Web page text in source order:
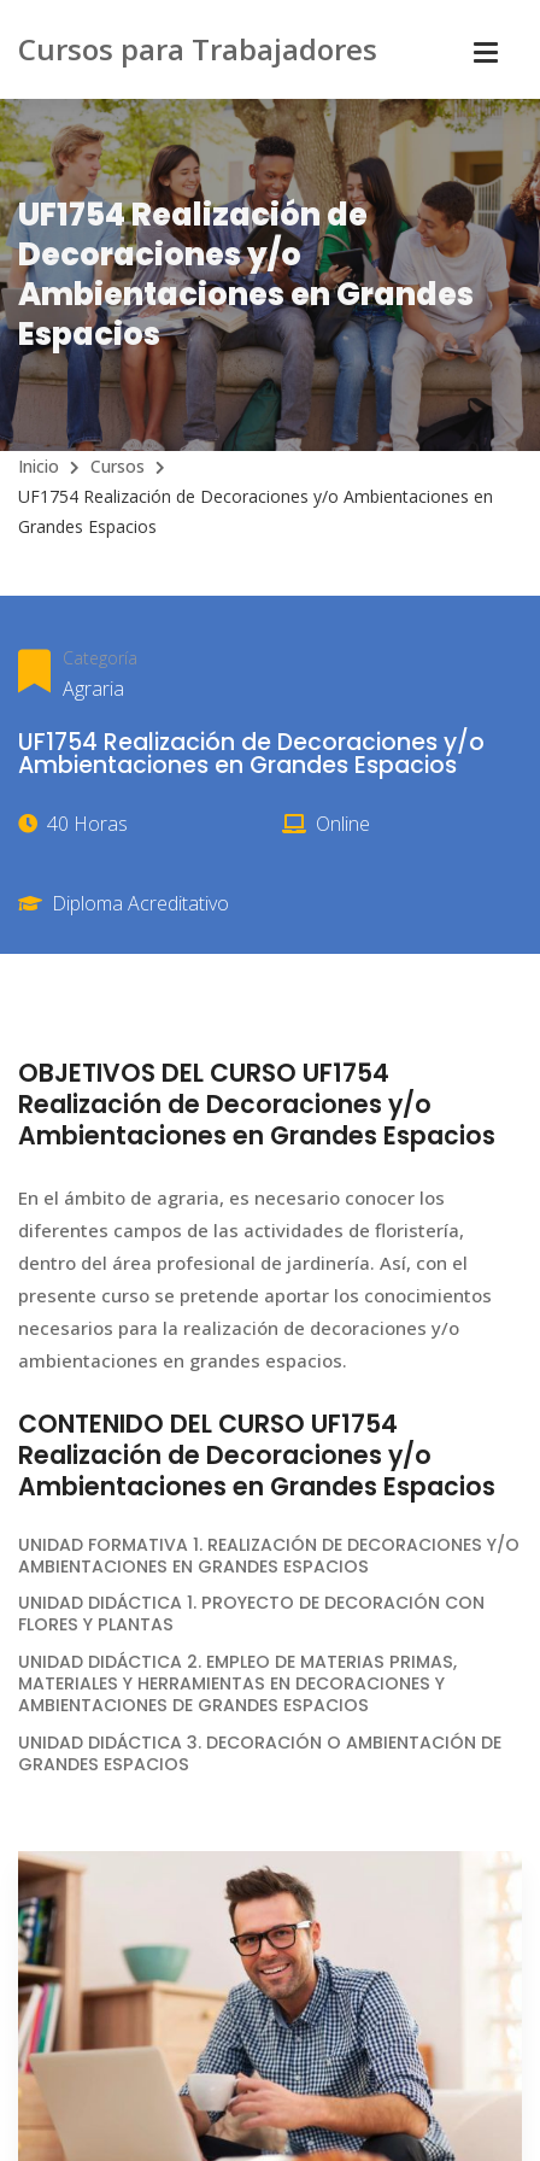
Cursos para Trabajadores
UF1754 Realización de
Decoraciones y/o
Ambientaciones en Grandes
Espacios
Inicio
Cursos
UF1754 Realización de Decoraciones y/o Ambientaciones en
Grandes Espacios
Categoría
Agraria
UF1754 Realización de Decoraciones y/o
Ambientaciones en Grandes Espacios
40 Horas Online
Diploma Acreditativo
OBJETIVOS DEL CURSO UF1754
Realización de Decoraciones y/o
Ambientaciones en Grandes Espacios
En el ámbito de agraria, es necesario conocer los
diferentes campos de las actividades de floristería,
dentro del área profesional de jardinería. Así, con el
presente curso se pretende aportar los conocimientos
necesarios para la realización de decoraciones y/o
ambientaciones en grandes espacios.
CONTENIDO DEL CURSO UF1754
Realización de Decoraciones y/o
Ambientaciones en Grandes Espacios
UNIDAD FORMATIVA 1. REALIZACIÓN DE DECORACIONES Y/O
AMBIENTACIONES EN GRANDES ESPACIOS
UNIDAD DIDÁCTICA 1. PROYECTO DE DECORACIÓN CON
FLORES Y PLANTAS
UNIDAD DIDÁCTICA 2. EMPLEO DE MATERIAS PRIMAS,
MATERIALES Y HERRAMIENTAS EN DECORACIONES Y
AMBIENTACIONES DE GRANDES ESPACIOS
UNIDAD DIDÁCTICA 3. DECORACIÓN O AMBIENTACIÓN DE
GRANDES ESPACIOS